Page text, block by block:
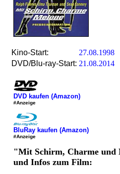
Kino-Start:
27.08.1998
DVD/Blu-ray-Start: 21.08.2014
DVD kaufen (Amazon)
#Anzeige
BluRay kaufen (Amazon)
#Anzeige
"Mit Schirm, Charme und
und Infos zum Film: